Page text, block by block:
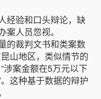
经验和口头辩论，缺
案人员忽视。
的裁判文书和类案数
山地区，类似情节的
涉案金额在5万元以下
这种基于数据的辩护